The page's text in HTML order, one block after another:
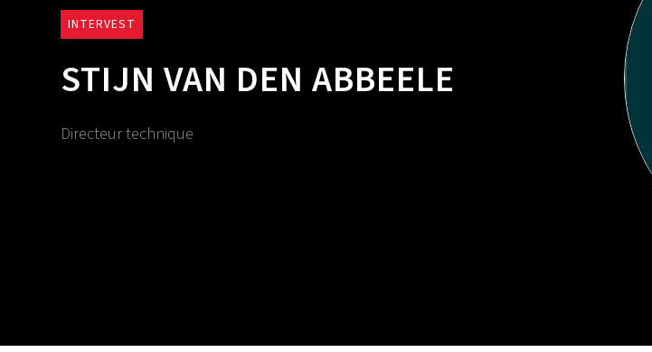
INTERVEST
STIJN VAN DEN ABBEELE
Directeur technique